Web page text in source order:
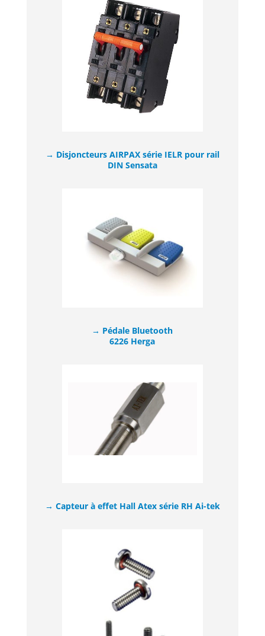
→ Disjoncteurs AIRPAX série IELR pour rail
DIN Sensata
→ Pédale Bluetooth
6226 Herga
→ Capteur à effet Hall Atex série RH Ai-tek​